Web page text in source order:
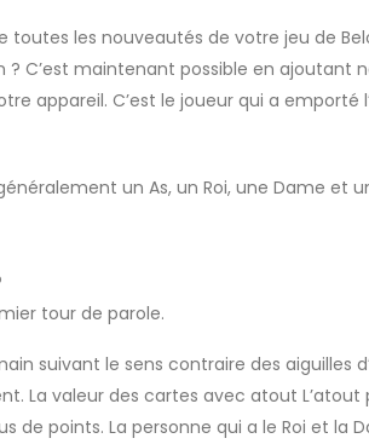
les nouveautés de votre jeu de
C’est maintenant possible en ajoutant
appareil. C’est le joueur qui a emporté
un As, un Roi, une Dame et
tour de parole.
suivant le sens contraire des aiguilles
La valeur des cartes avec atout
de points. La personne qui a le Roi et la